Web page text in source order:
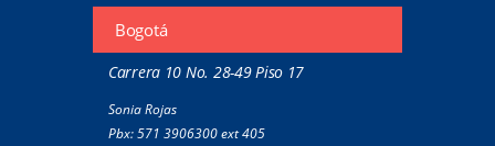
Bogotá
Carrera 10 No. 28-49 Piso 17
Sonia Rojas
Pbx: 571 3906300 ext 405